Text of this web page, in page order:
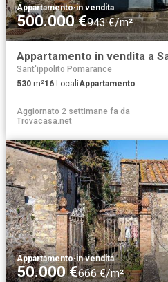
Appartamento·in vendita
500.000 €943 €/m²
Sant'ippolito Pomarance
530 m²16 LocaliAppartamento
Aggiornato 2 settimane fa da
Trovacasa.net
Appartamento·in vendita
50.000 €666 €/m²